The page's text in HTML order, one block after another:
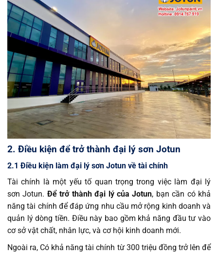
2. Điều kiện để trở thành đại lý sơn Jotun
2.1 Điều kiện làm đại lý sơn Jotun về tài chính
Tài chính là một yếu tố quan trọng trong việc làm đại lý
sơn Jotun. Để trở thành đại lý của Jotun, bạn cần có khả
năng tài chính để đáp ứng nhu cầu mở rộng kinh doanh và
quản lý dòng tiền. Điều này bao gồm khả năng đầu tư vào
cơ sở vật chất, nhân lực, và cơ hội kinh doanh mới.
Ngoài ra, Có khả năng tài chính từ 300 triệu đồng trở lên để